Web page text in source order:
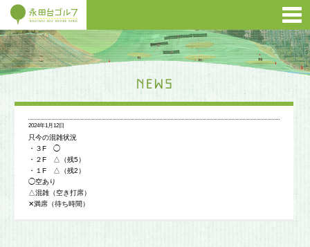
2024年1月12日
只今の混雑状況
・３F ◯
・２F △（残5）
・１F △（残2）
◯空あり
△混雑（空き打席）
✕満席（待ち時間）